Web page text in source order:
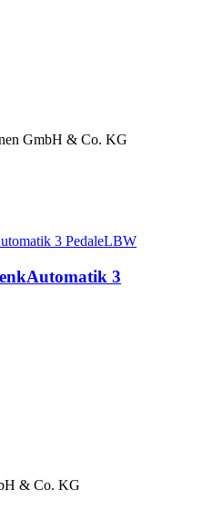
GmbH & Co. KG
3
& Co. KG